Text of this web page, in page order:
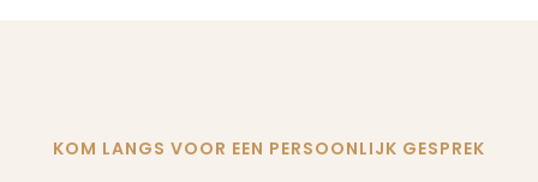
KOM LANGS VOOR EEN PERSOONLIJK GESPREK